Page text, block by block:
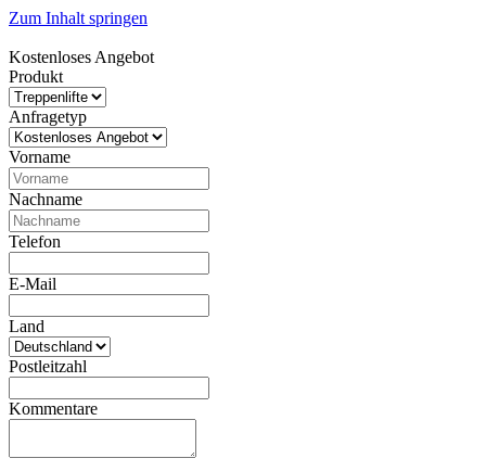
Zum Inhalt springen
Kostenloses Angebot
Produkt
Anfragetyp
Vorname
Nachname
Telefon
E‑Mail
Land
Postleitzahl
Kommentare